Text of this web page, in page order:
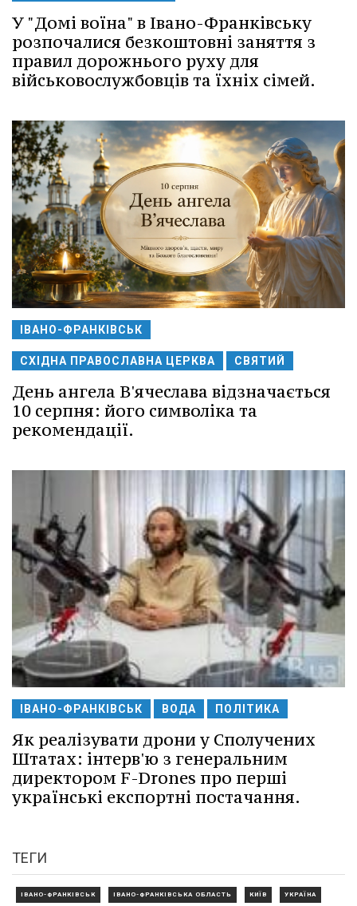
У "Домі воїна" в Івано-Франківську
розпочалися безкоштовні заняття з
правил дорожнього руху для
військовослужбовців та їхніх сімей.
ІВАНО-ФРАНКІВСЬК
СХІДНА ПРАВОСЛАВНА ЦЕРКВА СВЯТИЙ
День ангела В'ячеслава відзначається
10 серпня: його символіка та
рекомендації.
ІВАНО-ФРАНКІВСЬК ВОДА ПОЛІТИКА
Як реалізувати дрони у Сполучених
Штатах: інтерв'ю з генеральним
директором F-Drones про перші
українські експортні постачання.
ТЕГИ
ІВАНО-ФРАНКІВСЬК ІВАНО-ФРАНКІВСЬКА ОБЛАСТЬ КИЇВ УКРАЇНА